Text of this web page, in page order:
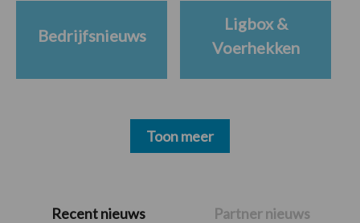
PrimaireRecent nieuws Partner nieuws
Bedrijfsnieuws
Ligbox &
Voerhekken
Toon meer